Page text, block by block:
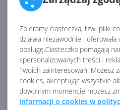
Zbieramy ciasteczka, tzw. pliki
działała niezawodnie i oferowała
obsługę.Ciasteczka pomagają
spersonalizowanych treści i
Twoich zainteresowań. Możesz
cookies, akceptując wszystkie
dowolnym momencie możesz
informacji o cookies w
mówi — służy do zarządzania
Dzięki niemu możesz
przydzielaniem, ilością czasu,
Ponadto moduł Usługi w
planować spotkania i
bogatych wizualizacji, także
pozwalających zestawiać dane